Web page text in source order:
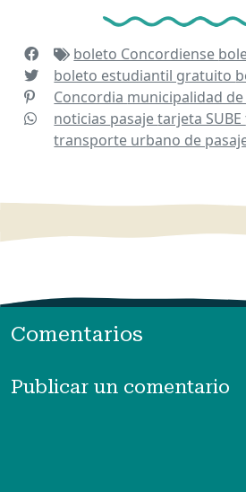
boleto Concordiense
boleto estudiantil gratuito
Concordia municipalidad
noticias pasajetarjeta SUBE
transporte urbano de
Comentarios
Publicar un comentario